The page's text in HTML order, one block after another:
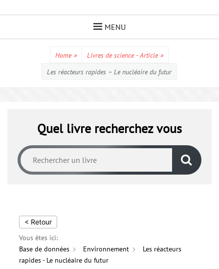
MENU
Home » Livres de science - Article »
Les réacteurs rapides – Le nucléaire du futur
Quel livre recherchez vous
< Retour
Vous êtes ici:
Base de données
Environnement
Les réacteurs
rapides - Le nucléaire du futur